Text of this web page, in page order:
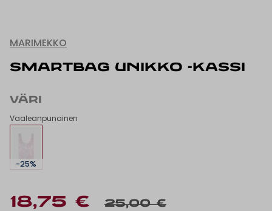
MARIMEKKO
SMARTBAG UNIKKO -KASSI
VÄRI
Vaaleanpunainen
-25%
18,75 € 25,00 €